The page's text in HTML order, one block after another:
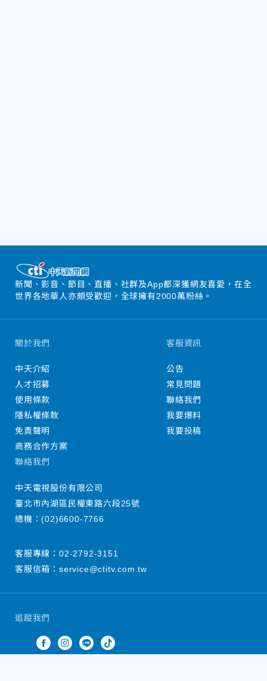
新聞、影音、節目、直播、社群及App都深獲網友喜愛，在全
世界各地華人亦頗受歡迎，全球擁有2000萬粉絲。
追蹤我們
關於我們
中天介紹
人才招募
使用條款
隱私權條款
免責聲明
商務合作方案
客服資訊
公告
常見問題
聯絡我們
我要爆料
我要投稿
聯絡我們
中天電視股份有限公司
臺北市內湖區民權東路六段25號
總機：(02)6600-7766
客服專線： 02-2792-3151
客服信箱： service@ctitv.com.tw